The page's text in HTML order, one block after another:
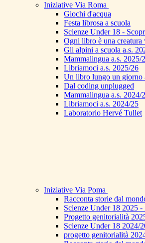
Iniziative Via Roma
Giochi d'acqua
Festa librosa a scuola
Scienze Under 18 -
Ogni libro è una creatura
Gli alpini a scuola a.s.
Mammalingua a.s. 2025/
Libriamoci a.s. 2025/26
Un libro lungo un giorno
Dal coding unplugged
Mammalingua a.s. 2024/
Libriamoci a.s. 2024/25
Laboratorio Hervé Tullet
Iniziative Via Poma
Racconta storie dal
Scienze Under 18 2025 -
Progetto genitorialità
Scienze Under 18 2024/
progetto genitorialità